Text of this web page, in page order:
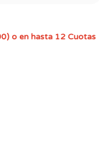
o en hasta 12 Cuotas